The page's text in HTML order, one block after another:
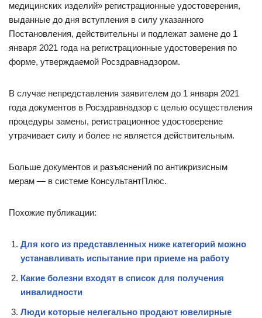
медицинских изделий» регистрационные удостоверения,
выданные до дня вступления в силу указанного
Постановления, действительны и подлежат замене до 1
января 2021 года на регистрационные удостоверения по
форме, утверждаемой Росздравнадзором.
В случае непредставления заявителем до 1 января 2021
года документов в Росздравнадзор с целью осуществления
процедуры замены, регистрационное удостоверение
утрачивает силу и более не является действительным.
Больше документов и разъяснений по антикризисным
мерам — в системе КонсультантПлюс.
Похожие публикации:
Для кого из представленных ниже категорий можно
устанавливать испытание при приеме на работу
Какие болезни входят в список для получения
инвалидности
Люди которые нелегально продают ювелирные